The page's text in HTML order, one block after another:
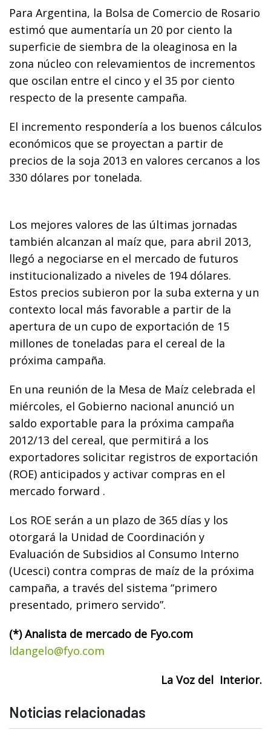
Para Argentina, la Bolsa de Comercio de Rosario
estimó que aumentaría un 20 por ciento la
superficie de siembra de la oleaginosa en la
zona núcleo con relevamientos de incrementos
que oscilan entre el cinco y el 35 por ciento
respecto de la presente campaña.
El incremento respondería a los buenos cálculos
económicos que se proyectan a partir de
precios de la soja 2013 en valores cercanos a los
330 dólares por tonelada.
Los mejores valores de las últimas jornadas
también alcanzan al maíz que, para abril 2013,
llegó a negociarse en el mercado de futuros
institucionalizado a niveles de 194 dólares.
Estos precios subieron por la suba externa y un
contexto local más favorable a partir de la
apertura de un cupo de exportación de 15
millones de toneladas para el cereal de la
próxima campaña.
En una reunión de la Mesa de Maíz celebrada el
miércoles, el Gobierno nacional anunció un
saldo exportable para la próxima campaña
2012/13 del cereal, que permitirá a los
exportadores solicitar registros de exportación
(ROE) anticipados y activar compras en el
mercado forward .
Los ROE serán a un plazo de 365 días y los
otorgará la Unidad de Coordinación y
Evaluación de Subsidios al Consumo Interno
(Ucesci) contra compras de maíz de la próxima
campaña, a través del sistema “primero
presentado, primero servido”.
(*) Analista de mercado de Fyo.com
ldangelo@fyo.com
La Voz del Interior.
Noticias relacionadas